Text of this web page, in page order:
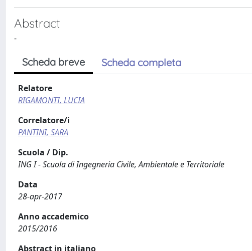
Abstract
-
Scheda breve Scheda completa
Relatore
RIGAMONTI, LUCIA
Correlatore/i
PANTINI, SARA
Scuola / Dip.
ING I - Scuola di Ingegneria Civile, Ambientale e Territoriale
Data
28-apr-2017
Anno accademico
2015/2016
Abstract in italiano